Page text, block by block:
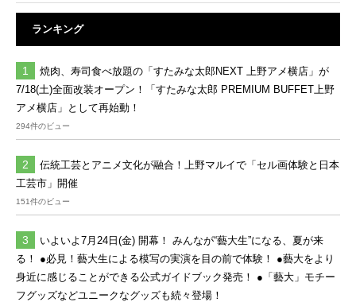
ランキング
焼肉、寿司食べ放題の「すたみな太郎NEXT 上野アメ横店」が
7/18(土)全面改装オープン！「すたみな太郎 PREMIUM BUFFET上野
アメ横店」として再始動！
294件のビュー
伝統工芸とアニメ文化が融合！上野マルイで「セル画体験と日本
工芸市」開催
151件のビュー
いよいよ7月24日(金) 開幕！ みんなが“藝大生”になる、夏が来
る！ ●必見！藝大生による模写の実演を目の前で体験！ ●藝大をより
身近に感じることができる公式ガイドブック発売！ ●「藝大」モチー
フグッズなどユニークなグッズも続々登場！